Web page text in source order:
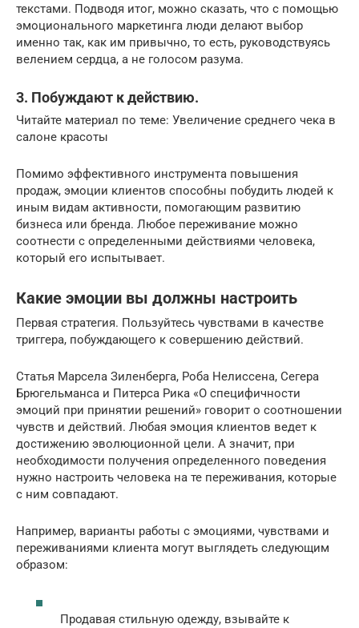
текстами. Подводя итог, можно сказать, что с помощью
эмоционального маркетинга люди делают выбор
именно так, как им привычно, то есть, руководствуясь
велением сердца, а не голосом разума.
3. Побуждают к действию.
Читайте материал по теме: Увеличение среднего чека в
салоне красоты
Помимо эффективного инструмента повышения
продаж, эмоции клиентов способны побудить людей к
иным видам активности, помогающим развитию
бизнеса или бренда. Любое переживание можно
соотнести с определенными действиями человека,
который его испытывает.
Какие эмоции вы должны настроить
Первая стратегия. Пользуйтесь чувствами в качестве
триггера, побуждающего к совершению действий.
Статья Марсела Зиленберга, Роба Нелиссена, Сегера
Брюгельманса и Питерса Рика «О специфичности
эмоций при принятии решений» говорит о соотношении
чувств и действий. Любая эмоция клиентов ведет к
достижению эволюционной цели. А значит, при
необходимости получения определенного поведения
нужно настроить человека на те переживания, которые
с ним совпадают.
Например, варианты работы с эмоциями, чувствами и
переживаниями клиента могут выглядеть следующим
образом:
Продавая стильную одежду, взывайте к